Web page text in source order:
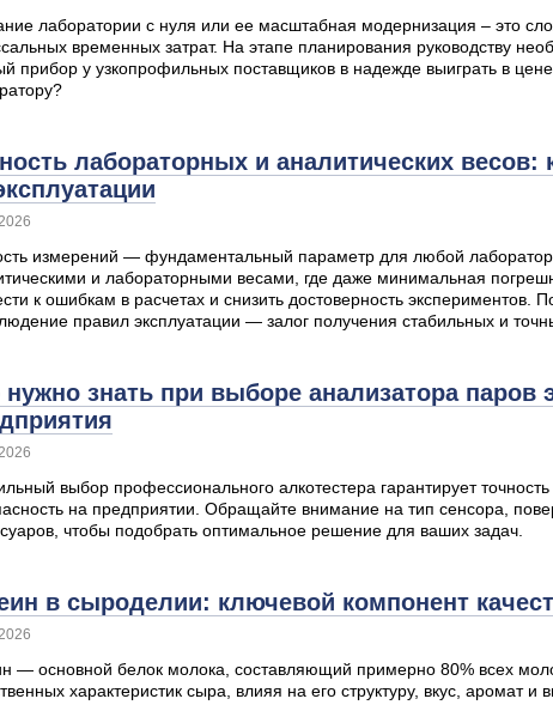
лаборатории с нуля или ее масштабная модернизация – это
временных затрат. На этапе планирования руководству
прибор у узкопрофильных поставщиков в надежде выиграть в
лабораторных и аналитических
измерений — фундаментальный параметр для любой
и лабораторными весами, где даже минимальная
к ошибкам в расчетах и снизить достоверность
правил эксплуатации — залог получения стабильных и
нужно знать при выборе анализатора паров
выбор профессионального алкотестера гарантирует
на предприятии. Обращайте внимание на тип сенсора,
чтобы подобрать оптимальное решение для ваших задач.
в сыроделии: ключевой компонент
— основной белок молока, составляющий примерно 80% всех
характеристик сыра, влияя на его структуру, вкус, аромат и